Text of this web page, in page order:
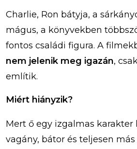
Charlie, Ron bátyja, a
mágus, a könyvekben
fontos családi figura. A
nem jelenik meg igazán,
említik.
Miért hiányzik?
Mert ő egy izgalmas karakter
vagány, bátor és teljesen